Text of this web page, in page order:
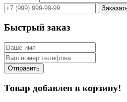
Быстрый заказ
Товар добавлен в корзину!